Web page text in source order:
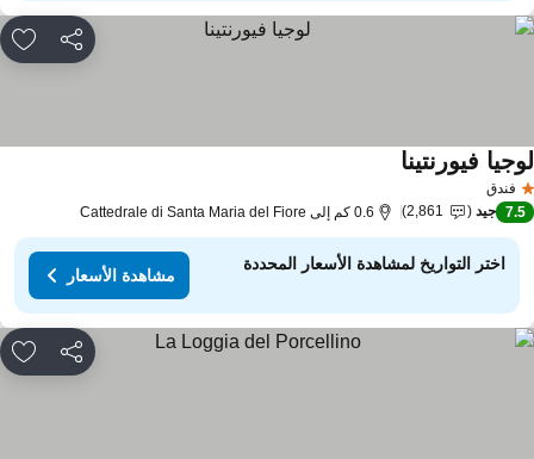
مشاركة
فندق
فيورنتينا
7.5 جيد 2,861 0.6 كم إلى Cattedrale di Santa Maria del Fiore
اختر التواريخ لمشاهدة الأسعار المحددة
مشاهدة الأسعار
مشاركة